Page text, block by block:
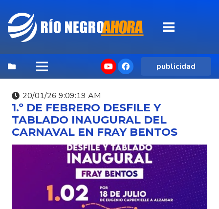
publicidad
20/01/26 9:09:19 AM
1.º DE FEBRERO DESFILE Y
TABLADO INAUGURAL DEL
CARNAVAL EN FRAY BENTOS